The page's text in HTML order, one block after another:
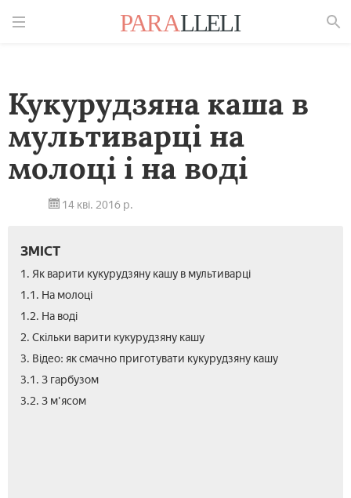
Кукурудзяна каша в
мультиварці на
молоці і на воді
14 кві. 2016 р.
ЗМІСТ
1. Як варити кукурудзяну кашу в мультиварці
1.1. На молоці
1.2. На воді
2. Скільки варити кукурудзяну кашу
3. Відео: як смачно приготувати кукурудзяну кашу
3.1. З гарбузом
3.2. З м'ясом